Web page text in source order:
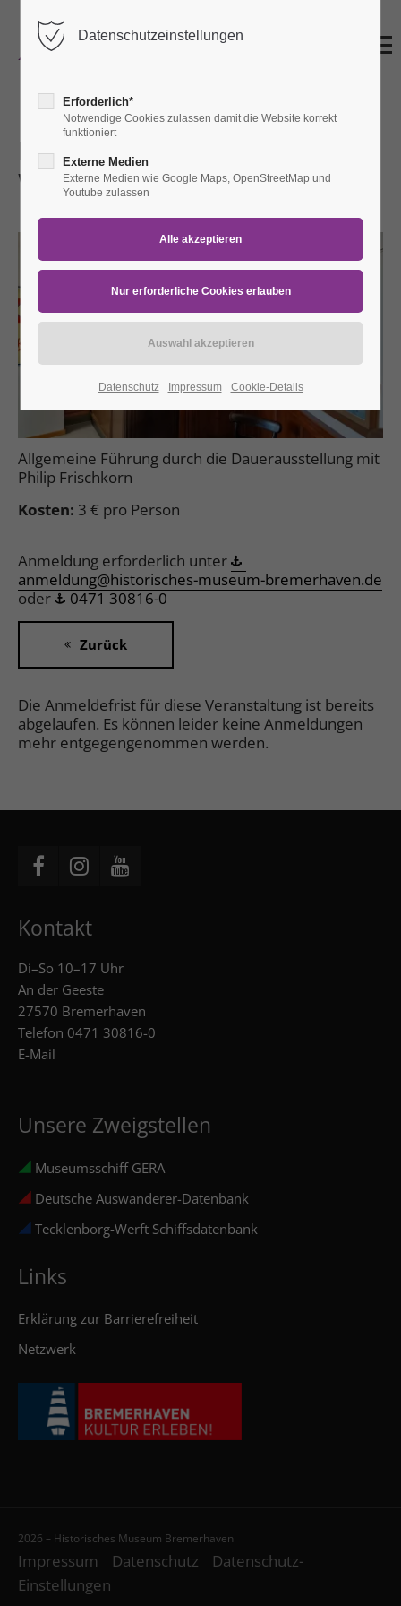
Bremerhaven - Entstehung und
Wandel einer Hafenstadt
So 30.06.202411:00 Uhr
Allgemeine Führung durch die Dauerausstellung mit
Philip Frischkorn
Kosten: 3 € pro Person
Anmeldung erforderlich unter
anmeldung@historisches-museum-bremerhaven.de
oder
0471 30816-0
Zurück
Die Anmeldefrist für diese Veranstaltung ist bereits
abgelaufen. Es können leider keine Anmeldungen
mehr entgegengenommen werden.
Kontakt
Di–So 10–17 Uhr
An der Geeste
27570 Bremerhaven
Telefon 0471 30816-0
E-Mail
Unsere Zweigstellen
Museumsschiff GERA
Deutsche Auswanderer-Datenbank
Tecklenborg-Werft Schiffsdatenbank
Links
Erklärung zur Barrierefreiheit
Netzwerk
2026 – Historisches Museum Bremerhaven
Impressum Datenschutz
Datenschutz-
Einstellungen
Datenschutzeinstellungen
Erforderlich*
Notwendige Cookies zulassen damit die Website korrekt
funktioniert
Externe Medien
Externe Medien wie Google Maps, OpenStreetMap und
Youtube zulassen
Datenschutz Impressum Cookie-Details